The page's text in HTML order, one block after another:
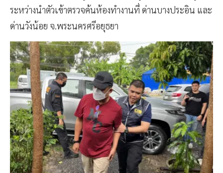
ระหว่างนำตัวเข้าตรวจค้นห้องทำงานที่ ด่านบางประอิน และ
ด่านวังน้อย จ.พระนครศรีอยุธยา